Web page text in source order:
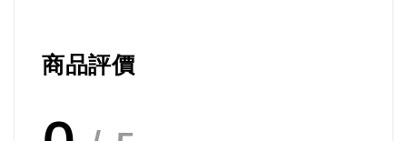
商品評價